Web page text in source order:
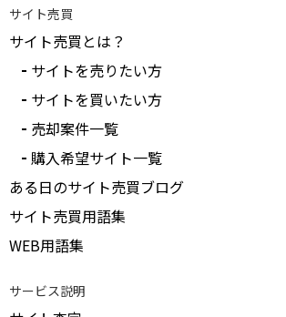
サイト売買
サイト売買とは？
サイトを売りたい方
サイトを買いたい方
売却案件一覧
購入希望サイト一覧
ある日のサイト売買ブログ
サイト売買用語集
WEB用語集
サービス説明